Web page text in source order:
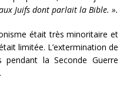
Juifs dont parlait la Bible. ».
était très minoritaire et
limitée. L’extermination de
la Seconde Guerre